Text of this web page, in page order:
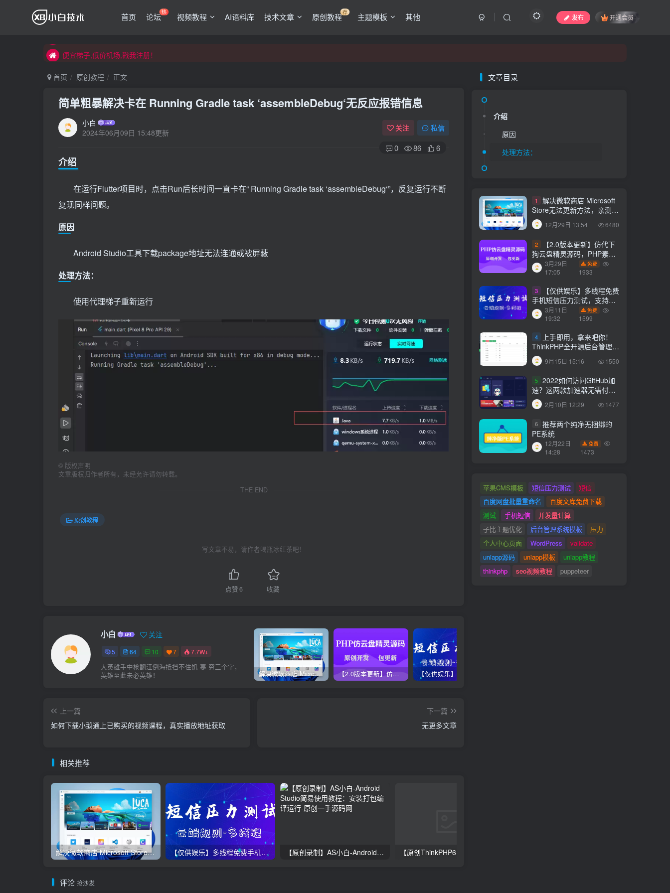
首页 论坛热 视频教程 AI语料库 技术文章 原创教程荐 主题模板 其他 发布 开通会员
便宜梯子,低价机场,戳我注册！
便宜梯子,低价机场,戳我注册！
首页 原创教程 正文
简单粗暴解决卡在 Running Gradle task ‘assembleDebug‘无反应报错信息
小白
2024年06月09日 15:48更新
关注 私信
0 86 6
介绍
在运行Flutter项目时，点击Run后长时间一直卡在“ Running Gradle task ‘assembleDebug‘”，反复运行不断
复现同样问题。
原因
Android Studio工具下载package地址无法连通或被屏蔽
处理方法：
使用代理梯子重新运行
© 版权声明
文章版权归作者所有，未经允许请勿转载。
THE END
原创教程
写文章不易，请作者喝瓶冰红茶吧！
点赞6 收藏
小白 关注
5 64 10 7 7.7W+
大英雄手中枪翻江倒海抵挡不住饥 寒 穷三个字，
英雄至此未必英雄！
解决微软商店 Microsoft Store无法更新方法，亲测有效！ 【2.0版本更新】仿代下狗云盘精灵源码，PHP素材代下载搜索引擎系统运营版本，持续更新中
上一篇
如何下载小鹅通上已购买的视频课程，真实播放地址获取
下一篇
无更多文章
相关推荐
解决微软商店 Microsoft Store无法更新方法，亲测有效！ 【仅供娱乐】多线程免费手机短信压力测试，支持云端获取接口 【原创录制】AS小白-Android Studio简易使用教程：安装打包编译运行
评论 抢沙发
12月29日 13:54 6480
【2.0版本更新】仿代下
狗云盘精灵源码，PHP素材
本，持续更新中
17:05
1933
3
【仅供娱乐】多线程免费
手机短信压力测试，支持云
19:32
1599
4
上手即用，拿来吧你！
ThinkPHP全开源后台管理系
9月15日 15:16 1550
2022如何访问GitHub加
速？这两款加速器无需付
2月10日 12:29 1477
推荐两个纯净无捆绑的
PE系统
14:28
1473
文章目录
介绍
原因
处理方法：
1
解决微软商店 Microsoft
Store无法更新方法，亲测有
效！
12月29日 13:54 6480
2
【2.0版本更新】仿代下
狗云盘精灵源码，PHP素材
代下载搜索引擎系统运营版
本，持续更新中
3月29日
17:05
免费
1933
3
【仅供娱乐】多线程免费
手机短信压力测试，支持云
端获取接口
3月11日
19:32
免费
1599
4
上手即用，拿来吧你！
ThinkPHP全开源后台管理系
统
9月15日 15:16 1550
5 2022如何访问GitHub加
速？这两款加速器无需付
费，无限使用！
2月10日 12:29 1477
6 推荐两个纯净无捆绑的
PE系统
12月22日
14:28
免费
1473
苹果CMS模板 短信压力测试
短信
百度网盘批量重命名
百度文库免费下载
测试
手机短信
并发量计算
子比主题优化
后台管理系统模板
压力
个人中心页面
WordPress
validate
uniapp源码
uniapp模板
uniapp教程
thinkphp
seo视频教程 puppeteer